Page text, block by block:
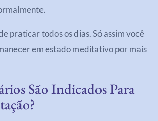
praticar todos os dias. Só assim você
em estado meditativo por mais
São Indicados Para